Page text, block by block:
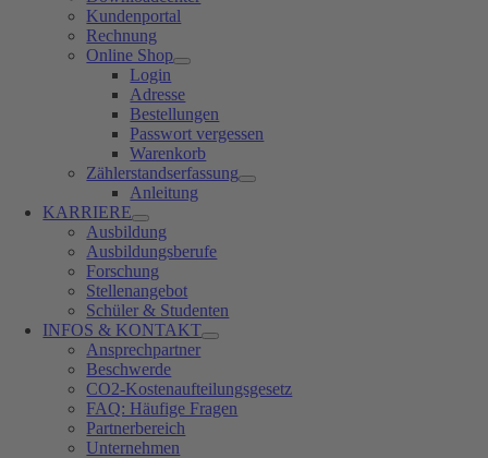
Kundenportal
Rechnung
Online Shop
Login
Adresse
Bestellungen
Passwort vergessen
Warenkorb
Zählerstandserfassung
Anleitung
KARRIERE
Ausbildung
Ausbildungsberufe
Forschung
Stellenangebot
Schüler & Studenten
INFOS & KONTAKT
Ansprechpartner
Beschwerde
CO2-Kostenaufteilungsgesetz
FAQ: Häufige Fragen
Partnerbereich
Unternehmen